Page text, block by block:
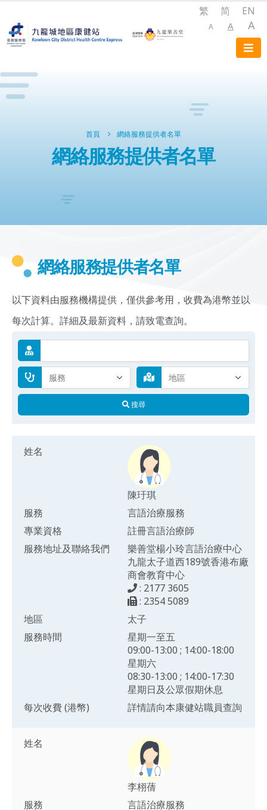
繁 简 EN
A A A
首頁 網絡服務提供者名單
網絡服務提供者名單
網絡服務提供者名單
以下資料由服務機構提供，僅供參考用，收費為港幣並以
每次計算。詳細及最新資料，請致電查詢。
搜尋
姓名
陳玗琪
服務
言語治療服務
專業資格
註冊言語治療師
服務地址及聯絡我們
樂善堂楊小玲言語治療中心
九龍太子道西189號香港布廠
商會教育中心
: 2177 3605
: 2354 5089
地區
太子
服務時間
星期一至五
09:00-13:00 ; 14:00-18:00
星期六
08:30-13:00 ; 14:00-17:30
星期日及公眾假期休息
每次收費 (港幣)
詳情請向本康健站職員查詢
姓名
李栩蒨
服務
言語治療服務